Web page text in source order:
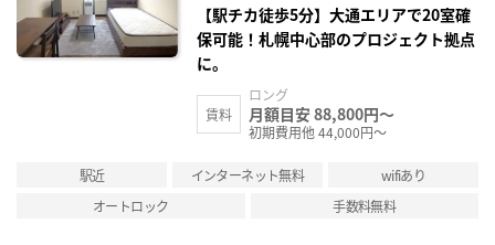
【駅チカ徒歩5分】大通エリアで20室確
保可能！札幌中心部のプロジェクト拠点
に。
賃料
ロング
月額目安 88,800円～
初期費用他 44,000円～
駅近 インターネット無料
wifiあり
オートロック
手数料無料